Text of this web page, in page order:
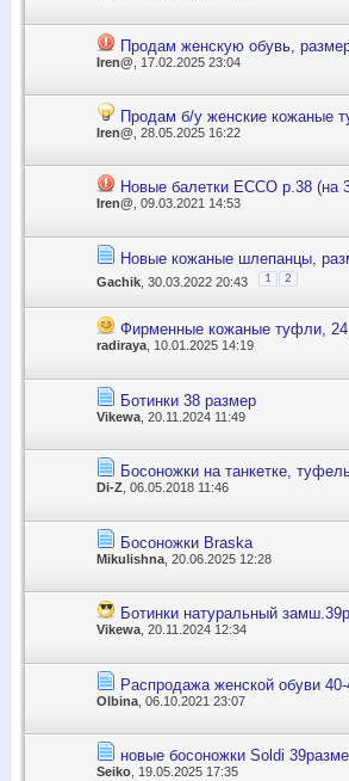
Продам женскую обувь,
Iren@ , 17.02.2025 23:04
Продам б/у женские кожаные
Iren@ , 28.05.2025 16:22
Новые балетки ЕССО р.38 (на
Iren@, 09.03.2021 14:53
Новые кожаные шлепанцы,
Gachik , 30.03.2022 20:43 1 2
Фирменные кожаные туфли,
radiraya, 10.01.2025 14:19
Ботинки 38 размер
Vikewa , 20.11.2024 11:49
Босоножки на танкетке,
Di-Z , 06.05.2018 11:46
Босоножки Braska
Mikulishna , 20.06.2025 12:28
Ботинки натуральный замш.39р
Vikewa , 20.11.2024 12:34
Распродажа женской обуви
Olbina , 06.10.2021 23:07
новые босоножки Soldi
Seiko , 19.05.2025 17:35